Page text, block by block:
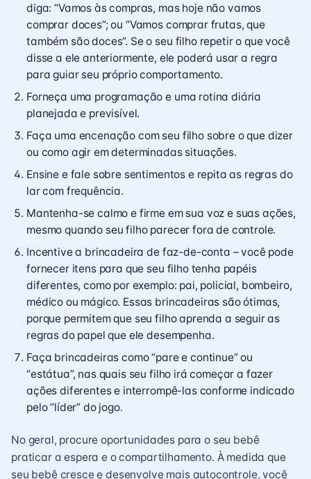
diga: “Vamos às compras, mas hoje não vamos
comprar doces”; ou “Vamos comprar frutas, que
também são doces”. Se o seu filho repetir o que você
disse a ele anteriormente, ele poderá usar a regra
para guiar seu próprio comportamento.
Forneça uma programação e uma rotina diária
planejada e previsível.
Faça uma encenação com seu filho sobre o que dizer
ou como agir em determinadas situações.
Ensine e fale sobre sentimentos e repita as regras do
lar com frequência.
Mantenha-se calmo e firme em sua voz e suas ações,
mesmo quando seu filho parecer fora de controle.
Incentive a brincadeira de faz-de-conta – você pode
fornecer itens para que seu filho tenha papéis
diferentes, como por exemplo: pai, policial, bombeiro,
médico ou mágico. Essas brincadeiras são ótimas,
porque permitem que seu filho aprenda a seguir as
regras do papel que ele desempenha.
Faça brincadeiras como “pare e continue” ou
“estátua”, nas quais seu filho irá começar a fazer
ações diferentes e interrompê-las conforme indicado
pelo “líder” do jogo.
No geral, procure oportunidades para o seu bebê
praticar a espera e o compartilhamento. À medida que
seu bebê cresce e desenvolve mais autocontrole, você